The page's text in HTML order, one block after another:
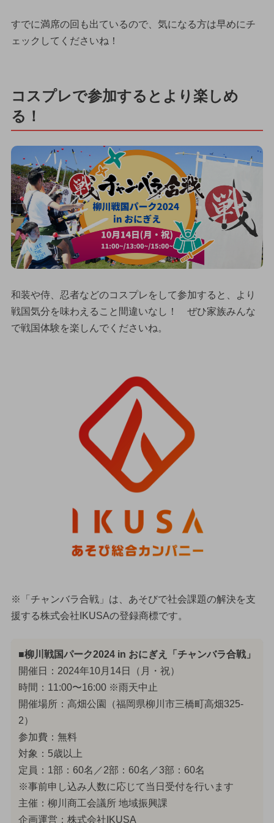
すでに満席の回も出ているので、気になる方は早めにチ
ェックしてくださいね！
コスプレで参加するとより楽しめ
る！
和装や侍、忍者などのコスプレをして参加すると、より
戦国気分を味わえること間違いなし！ ぜひ家族みんな
で戦国体験を楽しんでくださいね。
※「チャンバラ合戦」は、あそびで社会課題の解決を支
援する株式会社IKUSAの登録商標です。
■柳川戦国パーク2024 in おにぎえ「チャンバラ合戦」
開催日：2024年10月14日（月・祝）
時間：11:00〜16:00 ※雨天中止
開催場所：高畑公園（福岡県柳川市三橋町高畑325-
2）
参加費：無料
対象：5歳以上
定員：1部：60名／2部：60名／3部：60名
※事前申し込み人数に応じて当日受付を行います
主催：柳川商工会議所 地域振興課
企画運営：株式会社IKUSA